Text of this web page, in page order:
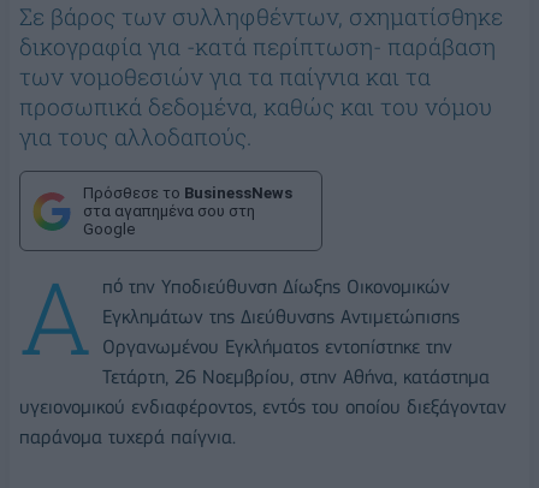
Σε βάρος των συλληφθέντων, σχηματίσθηκε
δικογραφία για -κατά περίπτωση- παράβαση
των νομοθεσιών για τα παίγνια και τα
προσωπικά δεδομένα, καθώς και του νόμου
για τους αλλοδαπούς.
Πρόσθεσε το BusinessNews
στα αγαπημένα σου στη
Google
Α
πό την Υποδιεύθυνση Δίωξης Οικονομικών
Εγκλημάτων της Διεύθυνσης Αντιμετώπισης
Οργανωμένου Εγκλήματος εντοπίστηκε την
Τετάρτη, 26 Νοεμβρίου, στην Αθήνα, κατάστημα
υγειονομικού ενδιαφέροντος, εντός του οποίου διεξάγονταν
παράνομα τυχερά παίγνια.